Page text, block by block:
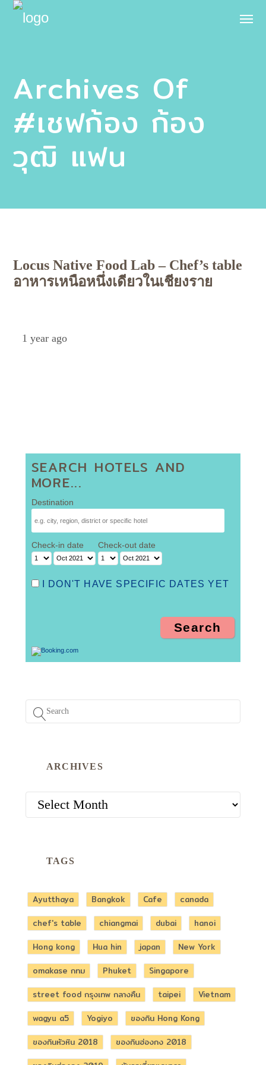
Archives Of
#เชฟก้อง ก้อง
วุฒิ แฟน
Locus Native Food Lab – Chef’s table
อาหารเหนือหนึ่งเดียวในเชียงราย
1 year ago
SEARCH HOTELS AND
MORE...
Destination
Check-in date Check-out date
I DON'T HAVE SPECIFIC DATES YET
ARCHIVES
TAGS
Ayutthaya Bangkok Cafe
canada
chef's table
chiangmai dubai
hanoi
Hong kong
Hua hin japan
New York
omakase กทม
Phuket
Singapore
street food กรุงเทพ กลางคืน
taipei
Vietnam
wagyu a5
Yogiyo
ของกิน Hong Kong
ของกินหัวหิน 2018
ของกินฮ่องกง 2018